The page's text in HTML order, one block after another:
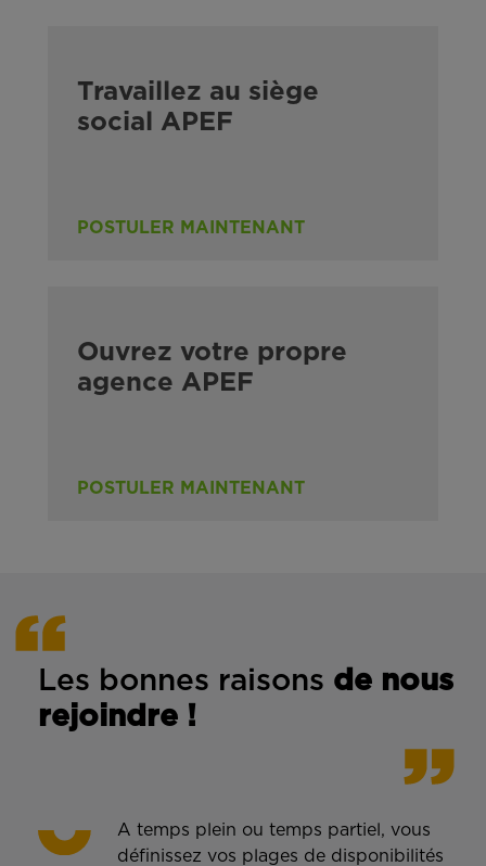
Travaillez au siège
social APEF
POSTULER MAINTENANT
Ouvrez votre propre
agence APEF
POSTULER MAINTENANT
Les bonnes raisons de nous
rejoindre !
A temps plein ou temps partiel, vous
définissez vos plages de disponibilités